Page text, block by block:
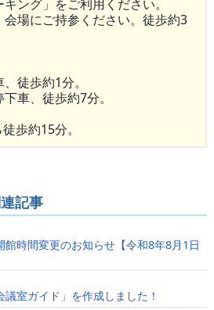
ング」をご利用ください。
場にご持参ください。徒歩約3
徒歩約1分。
車、徒歩約7分。
歩約15分。
記事
時間変更のお知らせ【令和8年8月1日
室ガイド」を作成しました！